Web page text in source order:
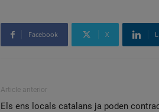
Facebook X
Article anterior
Els ens locals catalans ja poden